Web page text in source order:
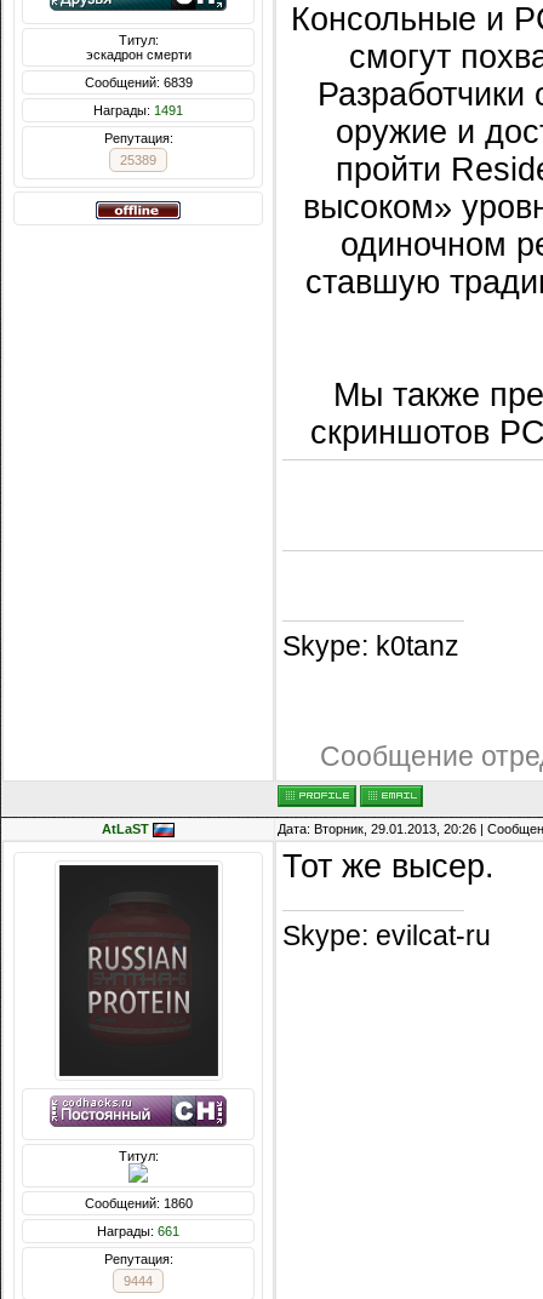
Титул:
эскадрон смерти
Сообщений: 6839
Награды: 1491
Репутация:
25389
Консольные и
смогут
оружие и
пройти
высоком»
одиночном
ставшую
Мы также
скриншотов
Skype: k0tanz
Сообщение
AtLaST Дата: Вторник, 29.01.2013, 20:26 |
Титул:
Сообщений: 1860
Награды: 661
Репутация:
9444
Тот же высер.
Skype: evilcat-ru